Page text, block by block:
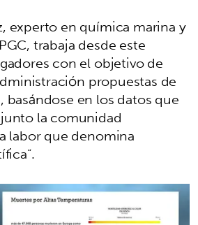
experto en química marina y
trabaja desde este
con el objetivo de
propuestas de
en los datos que
la comunidad
labor que denomina